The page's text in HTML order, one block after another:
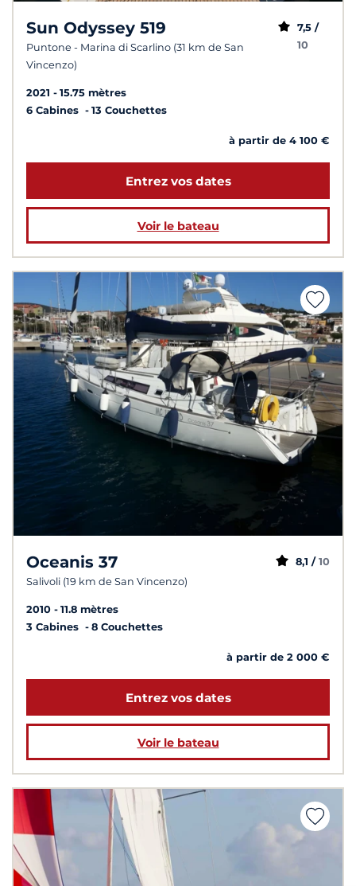
Sun Odyssey 519
Puntone - Marina di Scarlino (31 km de San
Vincenzo)
7,5 /
10
2021
15.75 mètres
6 Cabines
13 Couchettes
à partir de 4 100 €
Entrez vos dates
Voir le bateau
Oceanis 37
Salivoli (19 km de San Vincenzo)
8,1 / 10
2010
11.8 mètres
3 Cabines
8 Couchettes
à partir de 2 000 €
Entrez vos dates
Voir le bateau